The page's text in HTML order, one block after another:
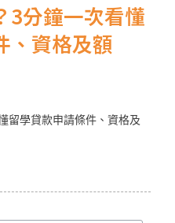
3分鐘一次看懂
、資格及額
留學貸款申請條件、資格及